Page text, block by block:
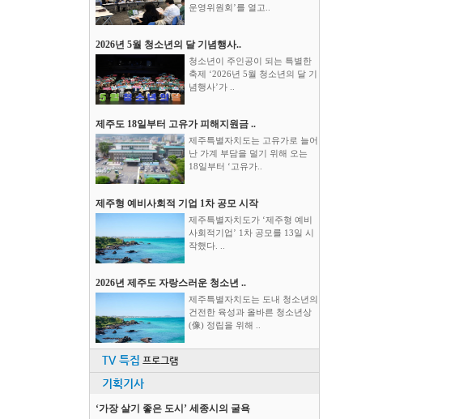
운영위원회’를 열고..
2026년 5월 청소년의 달 기념행사..
청소년이 주인공이 되는 특별한
축제 ‘2026년 5월 청소년의 달 기
념행사’가 ..
제주도 18일부터 고유가 피해지원금 ..
제주특별자치도는 고유가로 늘어
난 가계 부담을 덜기 위해 오는
18일부터 ‘고유가..
제주형 예비사회적 기업 1차 공모 시작
제주특별자치도가 ‘제주형 예비
사회적기업’ 1차 공모를 13일 시
작했다. ..
2026년 제주도 자랑스러운 청소년 ..
제주특별자치도는 도내 청소년의
건전한 육성과 올바른 청소년상
(像) 정립을 위해 ..
TV 특집 프로그램
기획기사
‘가장 살기 좋은 도시’ 세종시의 굴욕